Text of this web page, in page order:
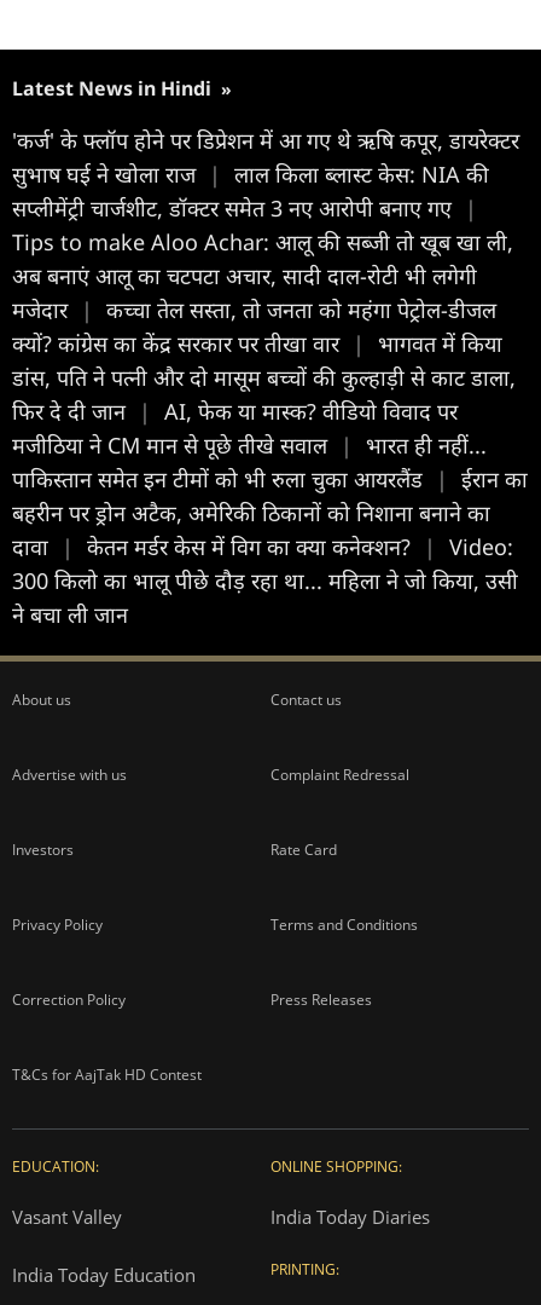
Latest News in Hindi »
'कर्ज' के फ्लॉप होने पर डिप्रेशन में आ गए थे ऋषि कपूर, डायरेक्टर
सुभाष घई ने खोला राज |
लाल किला ब्लास्ट केस: NIA की
सप्लीमेंट्री चार्जशीट, डॉक्टर समेत 3 नए आरोपी बनाए गए |
Tips to make Aloo Achar: आलू की सब्जी तो खूब खा ली,
अब बनाएं आलू का चटपटा अचार, सादी दाल-रोटी भी लगेगी
मजेदार |
कच्चा तेल सस्ता, तो जनता को महंगा पेट्रोल-डीजल
क्यों? कांग्रेस का केंद्र सरकार पर तीखा वार |
भागवत में किया
डांस, पति ने पत्नी और दो मासूम बच्चों की कुल्हाड़ी से काट डाला,
फिर दे दी जान |
AI, फेक या मास्क? वीडियो विवाद पर
मजीठिया ने CM मान से पूछे तीखे सवाल |
भारत ही नहीं...
पाकिस्तान समेत इन टीमों को भी रुला चुका आयरलैंड
|
ईरान का
बहरीन पर ड्रोन अटैक, अमेरिकी ठिकानों को निशाना बनाने का
दावा
| केतन मर्डर केस में विग का क्या कनेक्शन? |
Video:
300 किलो का भालू पीछे दौड़ रहा था... महिला ने जो किया, उसी
ने बचा ली जान
About us Contact us
Advertise with us Complaint Redressal
Investors Rate Card
Privacy Policy Terms and Conditions
Correction Policy Press Releases
T&Cs for AajTak HD Contest
EDUCATION:
Vasant Valley
India Today Education
ONLINE SHOPPING:
India Today Diaries
PRINTING: